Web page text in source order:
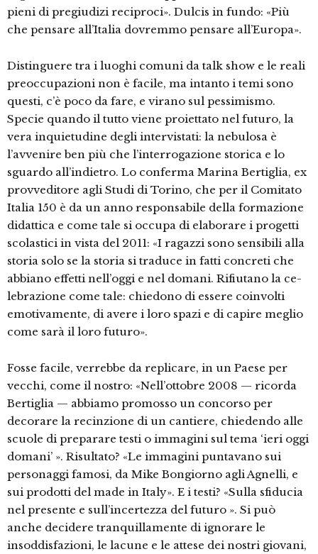
pieni di pregiudizi reciproci». Dulcis in fundo: «Più
che pensare all’Italia dovremmo pensare all’Europa».
Distinguere tra i luoghi comuni da talk show e le reali
preoccupazioni non è facile, ma intanto i temi sono
questi, c’è poco da fare, e virano sul pessimi­smo.
Specie quando il tutto viene pro­iettato nel futuro, la
vera inquietudine degli intervistati: la nebulosa è
l’avveni­re ben più che l’interrogazione storica e lo
sguardo all’indietro. Lo conferma Marina Bertiglia, ex
provveditore agli Studi di Torino, che per il Comitato
Ita­lia 150 è da un anno responsabile della formazione
didattica e come tale si oc­cupa di elaborare i progetti
scolastici in vista del 2011: «I ragazzi sono sensi­bili alla
storia solo se la storia si tradu­ce in fatti concreti che
abbiano effetti nell’oggi e nel domani. Rifiutano la ce­
lebrazione come tale: chiedono di esse­re coinvolti
emotivamente, di avere i lo­ro spazi e di capire meglio
come sarà il loro futuro».
Fosse facile, verrebbe da replicare, in un Paese per
vecchi, come il nostro: «Nell’ottobre 2008 — ricorda
Bertiglia — abbiamo promosso un concorso per
decorare la recinzione di un cantiere, chiedendo alle
scuole di preparare testi o immagini sul tema ‘ieri oggi
doma­ni’ ». Risultato? «Le immagini puntava­no sui
personaggi famosi, da Mike Bon­giorno agli Agnelli, e
sui prodotti del made in Italy». E i testi? «Sulla sfiducia
nel presente e sull’incertezza del futu­ro ». Si può
anche decidere tranquilla­mente di ignorare le
insoddisfazioni, le lacune e le attese dei nostri giovani,